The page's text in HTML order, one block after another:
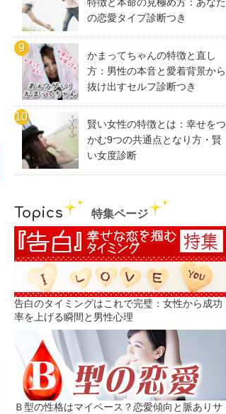
の恋愛タイプ診断つき
かまってちゃんの特徴と直し
方：男性の本音と愛着背景から
抜け出すセルフ診断つき
賢い女性の特徴とは：幸せをつ
かむ9つの共通点となり方・賢
い女度診断
Topics 特集ページ
告白のタイミングはこれで完璧：女性から成功
率を上げる瞬間と男性心理
Ｂ型の性格はマイペース？恋愛傾向と脈ありサ